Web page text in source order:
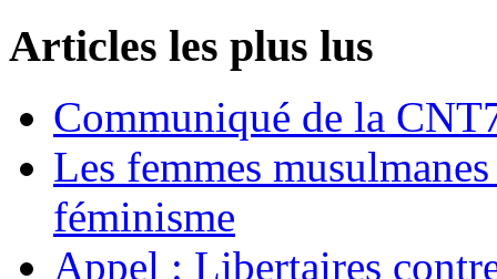
Articles les plus lus
Communiqué de la
Les femmes
féminisme
Appel : Libertaires